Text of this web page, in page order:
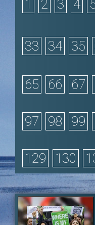
1 2 3 4
33 34 35
65 66 67
97 98 99
129 130